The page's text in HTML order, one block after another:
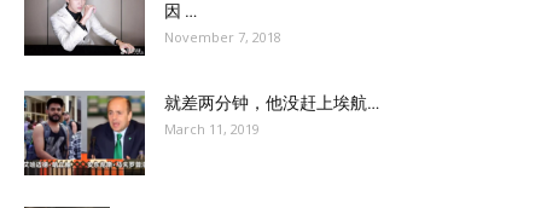
因 …
November 7, 2018
就差两分钟，他没赶上埃航…
March 11, 2019